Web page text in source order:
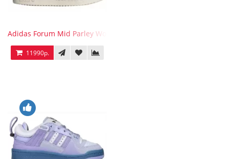
Adidas Forum Mid Parley Wonder White
11990р.